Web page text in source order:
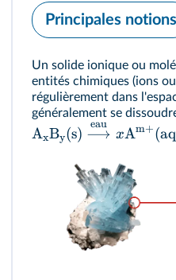
Principales notions
Un solide ionique ou
entités chimiques (ions
régulièrement dans
généralement se
AxBy(s) ⟶
eau
xAm+(aq